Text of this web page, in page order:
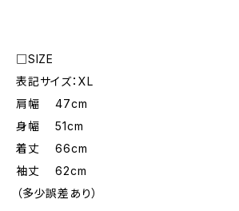
□SIZE
表記サイズ：XL
肩幅 47cm
身幅 51cm
着丈 66cm
袖丈 62cm
（多少誤差あり）